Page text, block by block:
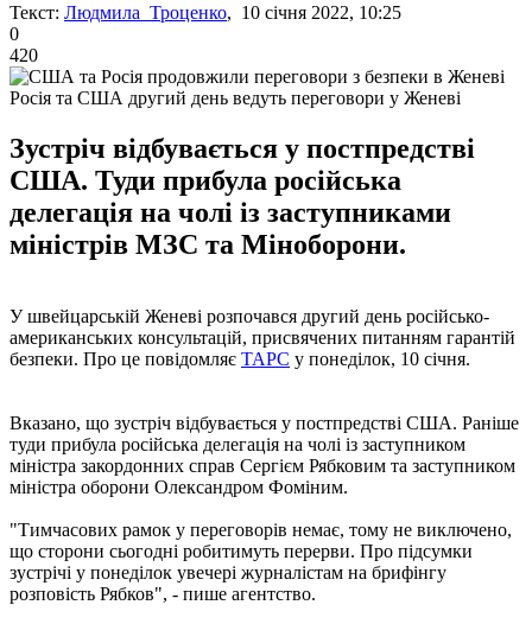
Текст: Людмила Троценко, 10 січня 2022, 10:25
0
420
Росія та США другий день ведуть переговори у Женеві
Зустріч відбувається у постпредстві
США. Туди прибула російська
делегація на чолі із заступниками
міністрів МЗС та Міноборони.
У швейцарській Женеві розпочався другий день російсько-
американських консультацій, присвячених питанням гарантій
безпеки. Про це повідомляє ТАРС у понеділок, 10 січня.
Вказано, що зустріч відбувається у постпредстві США. Раніше
туди прибула російська делегація на чолі із заступником
міністра закордонних справ Сергієм Рябковим та заступником
міністра оборони Олександром Фоміним.
"Тимчасових рамок у переговорів немає, тому не виключено,
що сторони сьогодні робитимуть перерви. Про підсумки
зустрічі у понеділок увечері журналістам на брифінгу
розповість Рябков", - пише агентство.